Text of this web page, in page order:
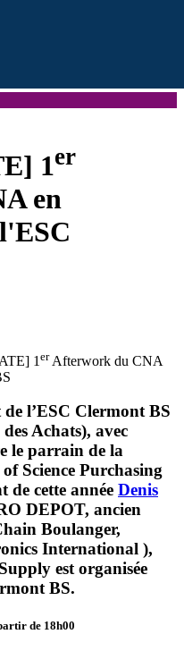
1er
en
1 erAfterwork du CNA
l’ESC Clermont BS
Achats), avec
le parrain de la
Science Purchasing
cette année Denis
DEPOT, ancien
Boulanger,
International ),
est organisée
BS.
de 18h00